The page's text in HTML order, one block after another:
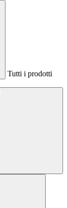
Tutti i prodotti